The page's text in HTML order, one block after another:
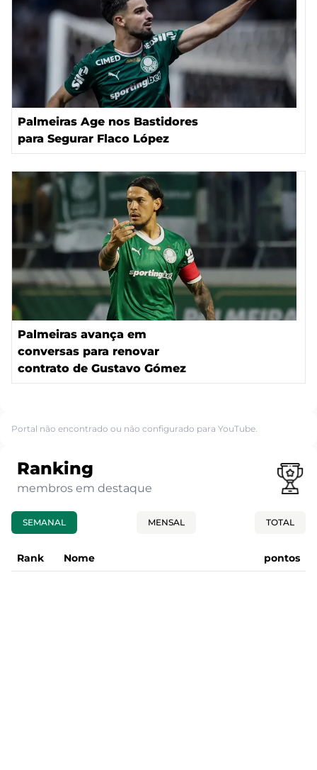
Palmeiras Age nos Bastidores
para Segurar Flaco López
Palmeiras avança em
conversas para renovar
contrato de Gustavo Gómez
Portal não encontrado ou não configurado para YouTube.
Ranking
membros em destaque
SEMANAL MENSAL TOTAL
Rank Nome pontos